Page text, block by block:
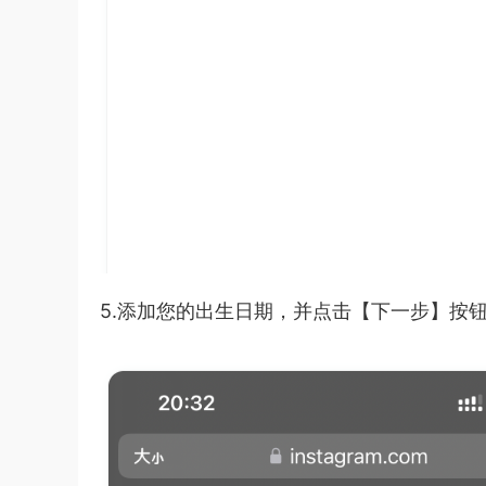
5.添加您的出生日期，并点击【下一步】按